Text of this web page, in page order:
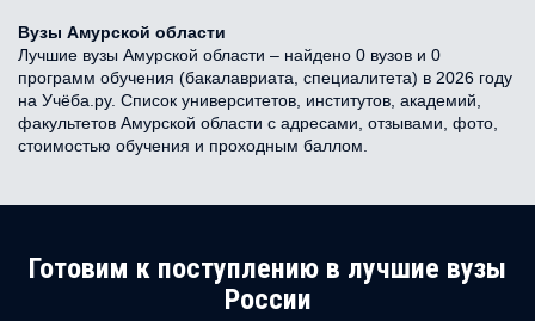
Вузы Амурской области
Лучшие вузы Амурской области – найдено 0 вузов и 0
программ обучения (бакалавриата, специалитета) в 2026 году
на Учёба.ру. Список университетов, институтов, академий,
факультетов Амурской области с адресами, отзывами, фото,
стоимостью обучения и проходным баллом.
Готовим к поступлению в лучшие вузы
России